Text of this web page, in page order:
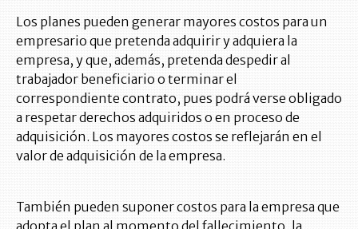
Los planes pueden generar mayores costos para un
empresario que pretenda adquirir y adquiera la
empresa, y que, además, pretenda despedir al
trabajador beneficiario o terminar el
correspondiente contrato, pues podrá verse obligado
a respetar derechos adquiridos o en proceso de
adquisición. Los mayores costos se reflejarán en el
valor de adquisición de la empresa.
También pueden suponer costos para la empresa que